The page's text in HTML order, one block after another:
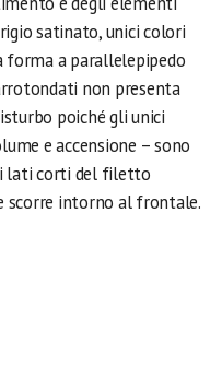
satinato, unici colori
forma a parallelepipedo
non presenta
poiché gli unici
e accensione – sono
lati corti del filetto
scorre intorno al frontale.